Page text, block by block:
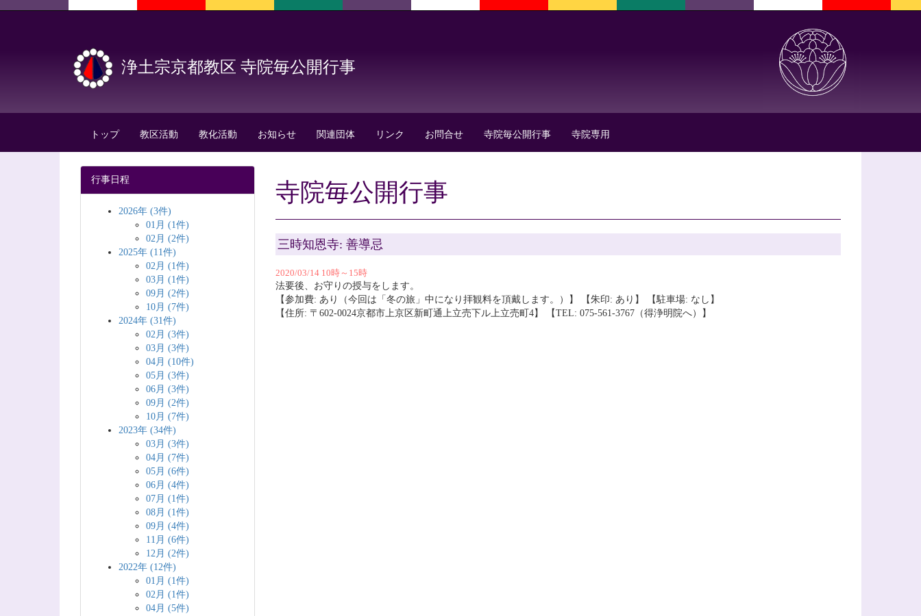
浄土宗京都教区 寺院毎公開行事
トップ 教区活動 教化活動 お知らせ 関連団体 リンク お問合せ 寺院毎公開行事 寺院専用
寺院毎公開行事
三時知恩寺: 善導忌
2020/03/14 10時～15時
法要後、お守りの授与をします。
【参加費: あり（今回は「冬の旅」中になり拝観料を頂戴します。）】 【朱印: あり】 【駐車場: なし】
【住所: 〒602-0024京都市上京区新町通上立売下ル上立売町4】 【TEL: 075-561-3767（得浄明院へ）】
行事日程
2026年 (3件)
01月 (1件)
02月 (2件)
2025年 (11件)
02月 (1件)
03月 (1件)
09月 (2件)
10月 (7件)
2024年 (31件)
02月 (3件)
03月 (3件)
04月 (10件)
05月 (3件)
06月 (3件)
09月 (2件)
10月 (7件)
2023年 (34件)
03月 (3件)
04月 (7件)
05月 (6件)
06月 (4件)
07月 (1件)
08月 (1件)
09月 (4件)
11月 (6件)
12月 (2件)
2022年 (12件)
01月 (1件)
02月 (1件)
04月 (5件)